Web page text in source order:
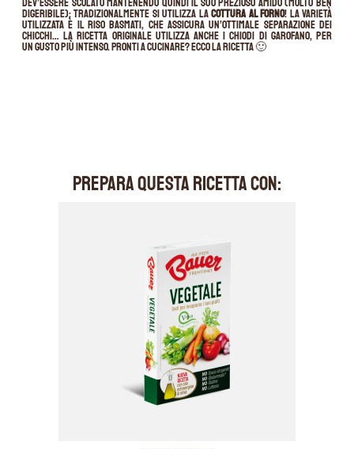
dev’essere scolato mantenendo quindi il suo prezioso amido (molto ben
digeribile); tradizionalmente si utilizza lacottura al forno! La varietà
utilizzata è il riso Basmati, che assicura un’ottimale separazione dei
chicchi… La ricetta originale utilizza anche i chiodi di garofano, per
un gusto più intenso. Pronti a cucinare? Ecco la ricetta 🙂
PREPARA QUESTA RICETTA CON: